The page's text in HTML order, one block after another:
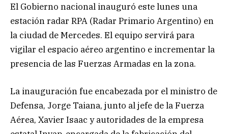
El Gobierno nacional inauguró este lunes una
estación radar RPA (Radar Primario Argentino) en
la ciudad de Mercedes. El equipo servirá para
vigilar el espacio aéreo argentino e incrementar la
presencia de las Fuerzas Armadas en la zona.
La inauguración fue encabezada por el ministro de
Defensa, Jorge Taiana, junto al jefe de la Fuerza
Aérea, Xavier Isaac y autoridades de la empresa